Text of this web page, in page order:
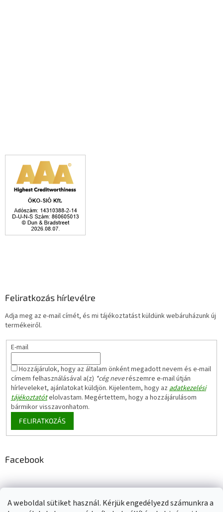
A weboldal sütiket használ. Kérjük engedélyezd számunkra a
Feliratkozás hírlevélre
Adja meg az e-mail címét, és mi tájékoztatást küldünk webáruházunk új
termékeiről.
E-mail
Hozzájárulok, hogy az általam önként megadott nevem és e-mail
címem felhasználásával a(z) *cég neverészemre e-mail útján
hírleveleket, ajánlatokat küldjön. Kijelentem, hogy azadatkezelési
tájékoztatótelolvastam. Megértettem, hogy a hozzájárulásom
bármikor visszavonhatom.
FELIRATKOZÁS
Facebook
Adatkezelési tájékoztató Elérhetőségeink Impresszum